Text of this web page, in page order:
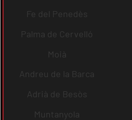
Fe del Penedès
Palma de Cervelló
Moià
Andreu de la Barca
Adrià de Besòs
Muntanyola